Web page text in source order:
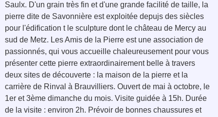
Saulx. D'un grain très fin et d'une grande facilité de taille, la
pierre dite de Savonnière est exploitée depujs des siècles
pour l'édification t le sculpture dont le château de Mercy au
sud de Metz. Les Amis de la Pierre est une association de
passionnés, qui vous accueille chaleureusement pour vous
présenter cette pierre extraordinairement belle à travers
deux sites de découverte : la maison de la pierre et la
carrière de Rinval à Brauvilliers. Ouvert de mai à octobre, le
1er et 3ème dimanche du mois. Visite guidée à 15h. Durée
de la visite : environ 2h. Prévoir de bonnes chaussures et